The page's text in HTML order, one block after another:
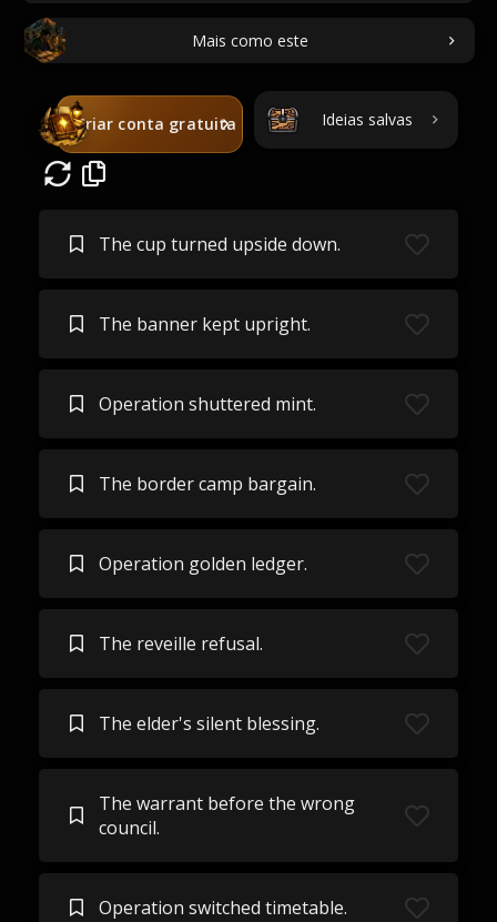
Mais como este
Criar conta gratuita Ideias salvas
The cup turned upside down.
The banner kept upright.
Operation shuttered mint.
The border camp bargain.
Operation golden ledger.
The reveille refusal.
The elder's silent blessing.
The warrant before the wrong
council.
Operation switched timetable.